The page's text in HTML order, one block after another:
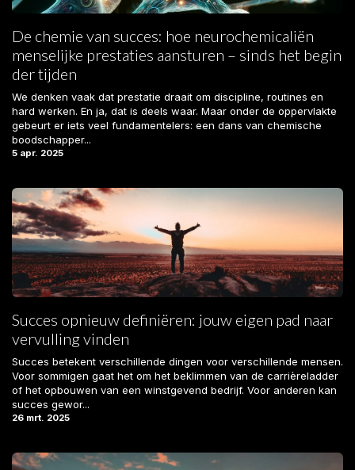
De chemie van succes: hoe neurochemicaliën
menselijke prestaties aansturen – sinds het begin
der tijden
We denken vaak dat prestatie draait om discipline, routines en
hard werken. En ja, dat is deels waar. Maar onder de oppervlakte
gebeurt er iets veel fundamentelers: een dans van chemische
boodschapper...
5 apr. 2025
Succes opnieuw definiëren: jouw eigen pad naar
vervulling vinden
Succes betekent verschillende dingen voor verschillende mensen.
Voor sommigen gaat het om het beklimmen van de carrièreladder
of het opbouwen van een winstgevend bedrijf. Voor anderen kan
succes gewor...
26 mrt. 2025